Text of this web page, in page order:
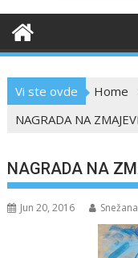
Vi ste ovde Home
NAGRADA NA
NAGRADA NA
Jun 20, 2016